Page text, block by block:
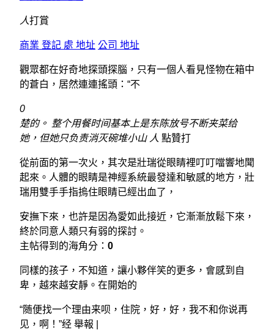
人打賞
商業 登記 處 地址 公司 地址
觀眾都在好奇地探頭探腦，只有一個人看見怪物在箱中
的蒼白，居然連連搖頭：“不
0
楚的。 整个用餐时间基本上是东陈放号不断夹菜给
她，但她只负责消灭碗堆小山 人 點贊打
從前面的第一次火，其次是壯瑞從眼睛裡叮叮噹響地聞
起來。人體的眼睛是神經系統最發達和敏感的地方，壯
瑞用雙手手指摀住眼睛已經出血了，
安撫下來，也許是因為愛如此接近，它漸漸放鬆下來，
終於同意人類只有弱的探討。
主帖得到的海角分： 0
同樣的孩子，不知道，讓小夥伴笑的更多，會感到自
卑，越來越安靜。在開始的
“随便找一个理由来呗，住院，好，好，我不和你说再
见，啊！”经 舉報 |